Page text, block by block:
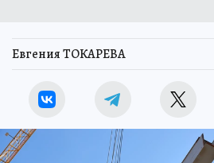
Евгения ТОКАРЕВА